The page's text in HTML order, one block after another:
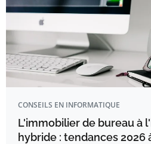
CONSEILS EN INFORMATIQUE
L'immobilier de bureau à
hybride : tendances 2026